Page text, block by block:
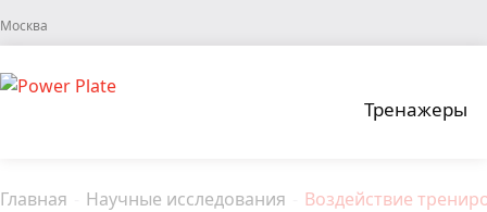
Москва
Тренажеры
Главная Научные исследования
Воздействие